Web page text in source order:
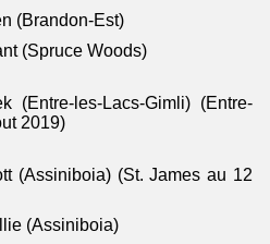
(Brandon-Est)
(Spruce Woods)
(Entre-les-Lacs-Gimli) (Entre-
2019)
(Assiniboia) (St. James au 12
(Assiniboia)